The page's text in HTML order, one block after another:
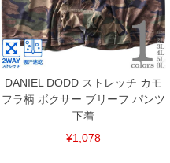
DANIEL DODD ストレッチ カモ
フラ柄 ボクサー ブリーフ パンツ
下着
¥1,078